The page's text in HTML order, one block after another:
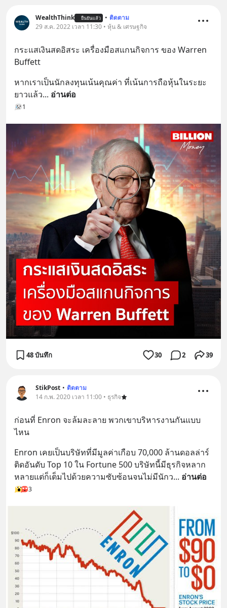
WealthThink ยืนยันแล้ว • ติดตาม
29 ส.ค. 2022 เวลา 11:30 • หุ้น & เศรษฐกิจ
กระแสเงินสดอิสระ เครื่องมือสแกนกิจการ ของ Warren
Buffett
หากเราเป็นนักลงทุนเน้นคุณค่า ที่เน้นการถือหุ้นในระยะ
ยาวแล้ว... อ่านต่อ
1
48 บันทึก 30 2 39
StikPost • ติดตาม
14 ก.พ. 2020 เวลา 11:00 • ธุรกิจ
ก่อนที่ Enron จะล้มละลาย พวกเขาบริหารงานกันแบบ
ไหน
Enron เคยเป็นบริษัทที่มีมูลค่าเกือบ 70,000 ล้านดอลล่าร์
ติดอันดับ Top 10 ใน Fortune 500 บริษัทนี้มีธุรกิจหลาก
หลายแต่ก็เต็มไปด้วยความซับซ้อนจนไม่มีนักว... อ่านต่อ
3